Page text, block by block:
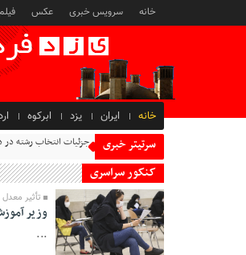
خانه سرویس خبری عکس
خانه ایران یزد ابرکوه
سرتیتر خبری جزئیات انتخاب رشته در
کنکور سراسری
18 Esfand 1400 -
تأثیر معدل ۳ سال آخر در «کنکور» افزایش می‌یابد
وزیر آموزش و
...